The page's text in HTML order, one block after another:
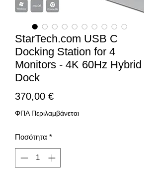
StarTech.com USB C
Docking Station for 4
Monitors - 4K 60Hz Hybrid
Dock
370,00 €Τιμή
ΦΠΑ Περιλαμβάνεται
Ποσότητα *